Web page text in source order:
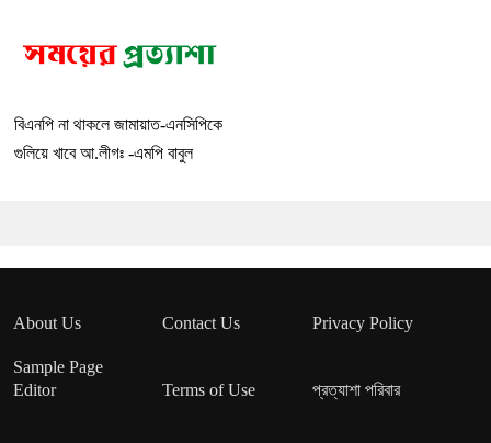
বিএনপি না থাকলে জামায়াত-এনসিপিকে
গুলিয়ে খাবে আ.লীগঃ -এমপি বাবুল
About Us Contact Us Privacy Policy
Sample Page
Editor
Terms of Use প্রত্যাশা পরিবার